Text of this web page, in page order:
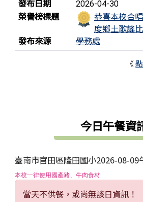
發布日期
2026-04-30
榮譽榜標題
恭喜本校合
度鄉土歌謠
發布來源
學務處
《
今日午餐資
臺南市官田區隆田國小2026-08-09
本校一律使用國產豬、牛肉食材
當天不供餐，或尚無該日資訊！